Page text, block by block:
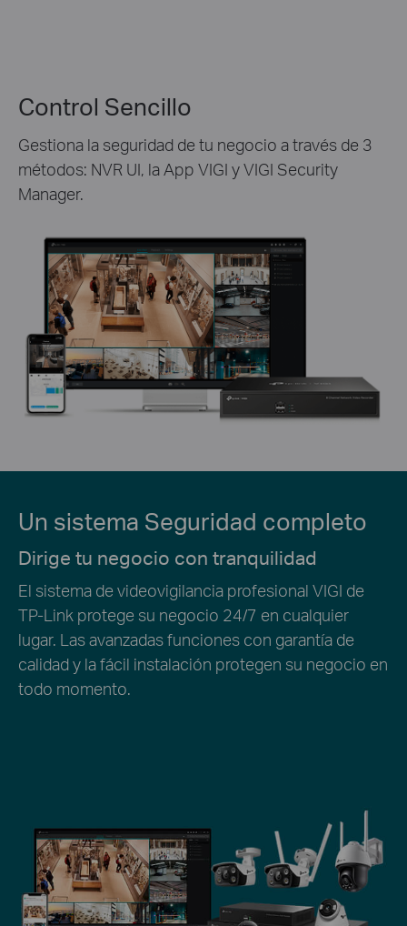
Control Sencillo
Gestiona la seguridad de tu negocio a través de 3
métodos: NVR UI, la App VIGI y VIGI Security
Manager.
Un sistema Seguridad completo
Dirige tu negocio con tranquilidad
El sistema de videovigilancia profesional VIGI de
TP-Link protege su negocio 24/7 en cualquier
lugar. Las avanzadas funciones con garantía de
calidad y la fácil instalación protegen su negocio en
todo momento.